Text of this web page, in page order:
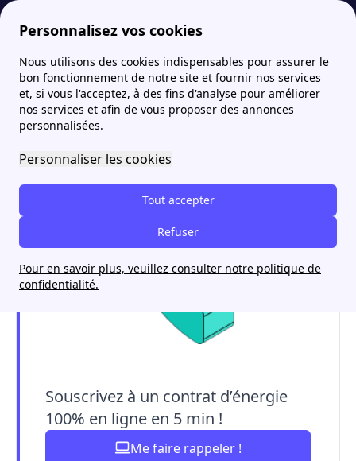
Personnalisez vos cookies
Nous utilisons des cookies indispensables pour assurer le
bon fonctionnement de notre site et fournir nos services
et, si vous l'acceptez, à des fins d'analyse pour améliorer
nos services et afin de vous proposer des annonces
personnalisées.
Personnaliser les cookies
Tout accepter
Refuser
Pour en savoir plus, veuillez consulter notre politique de
confidentialité.
Fournisseur-Energie More Lexique de l'énergie : définitions de D à F Efficacité énergétique
Efficacité énergétique
Souscrivez à un contrat d’énergie
100% en ligne en 5 min !
Me faire rappeler !